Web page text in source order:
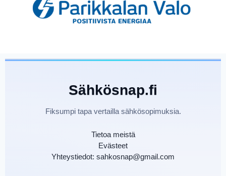
Sähkösnap.fi
Fiksumpi tapa vertailla sähkösopimuksia.
Tietoa meistä
Evästeet
Yhteystiedot: sahkosnap@gmail.com